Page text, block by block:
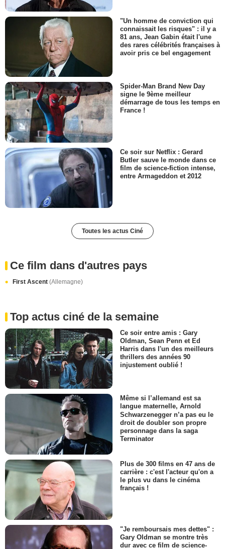
"Un homme de conviction qui
connaissait les risques" : il y a
81 ans, Jean Gabin était l'une
des rares célébrités françaises à
avoir pris ce bel engagement
Spider-Man Brand New Day
signe le 9ème meilleur
démarrage de tous les temps en
France !
Ce soir sur Netflix : Gerard
Butler sauve le monde dans ce
film de science-fiction intense,
entre Armageddon et 2012
Toutes les actus Ciné
Ce film dans d'autres pays
First Ascent (Allemagne)
Top actus ciné de la semaine
Ce soir entre amis : Gary
Oldman, Sean Penn et Ed
Harris dans l'un des meilleurs
thrillers des années 90
injustement oublié !
Même si l’allemand est sa
langue maternelle, Arnold
Schwarzenegger n’a pas eu le
droit de doubler son propre
personnage dans la saga
Terminator
Plus de 300 films en 47 ans de
carrière : c'est l'acteur qu'on a
le plus vu dans le cinéma
français !
"Je remboursais mes dettes" :
Gary Oldman se montre très
dur avec ce film de science-